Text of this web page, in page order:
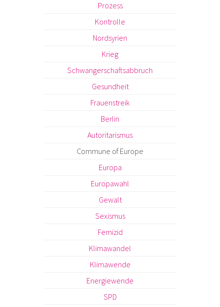
Prozess
Kontrolle
Nordsyrien
Krieg
Schwangerschaftsabbruch
Gesundheit
Frauenstreik
Berlin
Autoritarismus
Commune of Europe
Europa
Europawahl
Gewalt
Sexismus
Femizid
Klimawandel
Klimawende
Energiewende
SPD